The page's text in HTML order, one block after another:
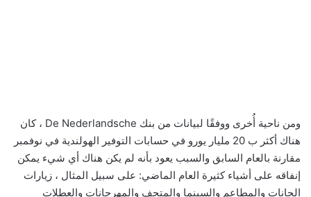
ومن ناحية أُخرى ووفقًا لبيانات من بنك De Nederlandsche ، كان
هناك أكثر ب 20 مليار يورو في حسابات التوفير الهولندية في نوفمبر
مقارنة بالعام السابق والسبب يعود بأنه لم يكن هناك أي شيء يمكن
إنفاقه على أشياء كثيرة العام الماضي: على سبيل المثال ، زيارات
الحانات والمطاعم والسينما والمتحف والمهرجانات والعطلات